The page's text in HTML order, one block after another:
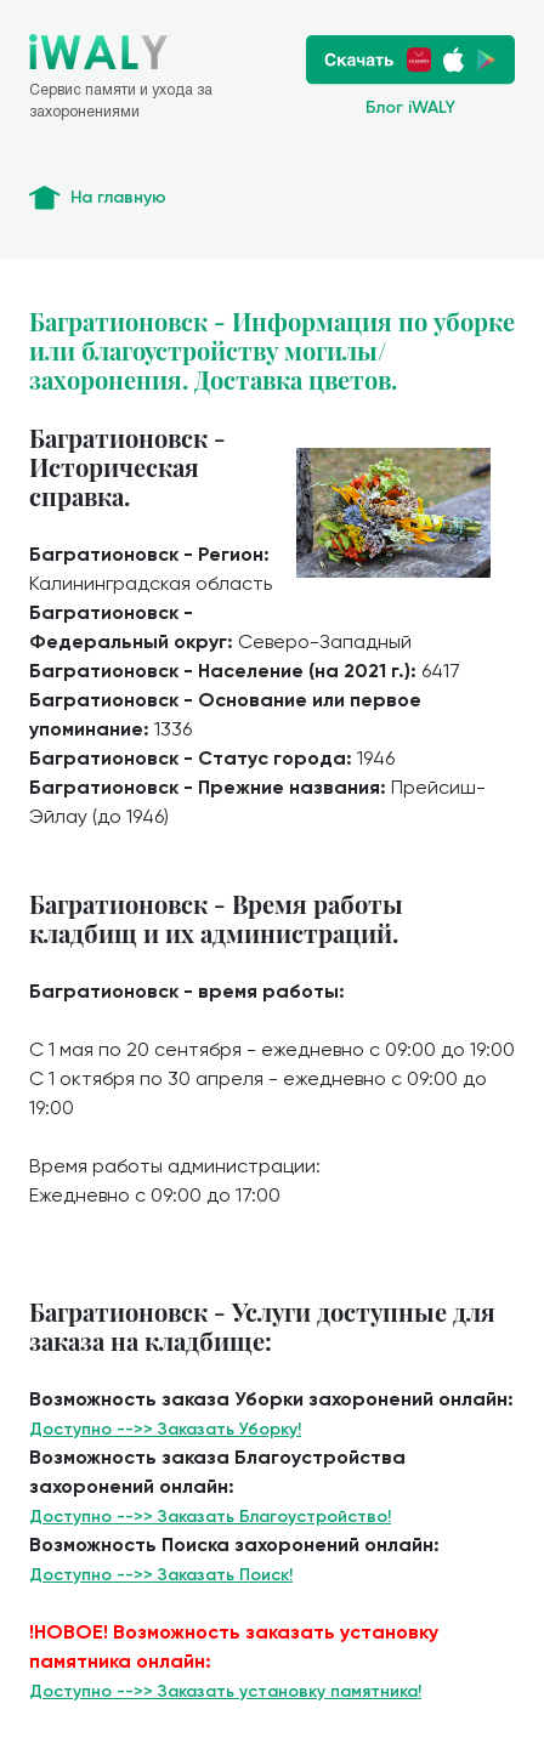
Сервис памяти и ухода за
захоронениями
Блог iWALY
На главную
Багратионовск - Информация по уборке
или благоустройству могилы/
захоронения. Доставка цветов.
Багратионовск -
Историческая
справка.
Багратионовск - Регион:
Калининградская область
Багратионовск -
Федеральный округ: Северо-Западный
Багратионовск - Население (на 2021 г.): 6417
Багратионовск - Основание или первое
упоминание: 1336
Багратионовск - Статус города: 1946
Багратионовск - Прежние названия: Прейсиш-
Эйлау (до 1946)
Багратионовск - Время работы
кладбищ и их администраций.
Багратионовск - время работы:
С 1 мая по 20 сентября - ежедневно с 09:00 до 19:00
С 1 октября по 30 апреля - ежедневно с 09:00 до
19:00
Время работы администрации:
Ежедневно с 09:00 до 17:00
Багратионовск - Услуги доступные для
заказа на кладбище:
Возможность заказа Уборки захоронений онлайн:
Доступно -->> Заказать Уборку!
Возможность заказа Благоустройства
захоронений онлайн:
Доступно -->> Заказать Благоустройство!
Возможность Поиска захоронений онлайн:
Доступно -->> Заказать Поиск!
!НОВОЕ! Возможность заказать установку
памятника онлайн:
Доступно -->> Заказать установку памятника!